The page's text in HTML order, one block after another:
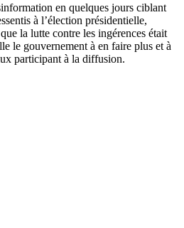
en quelques jours ciblant
à l’élection présidentielle,
la lutte contre les ingérences était
le gouvernement à en faire plus et à
participant à la diffusion.